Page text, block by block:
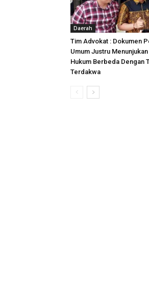
Daerah
Tim Advokat : Dokumen
Umum Justru
Hukum Berbeda Dengan
Terdakwa